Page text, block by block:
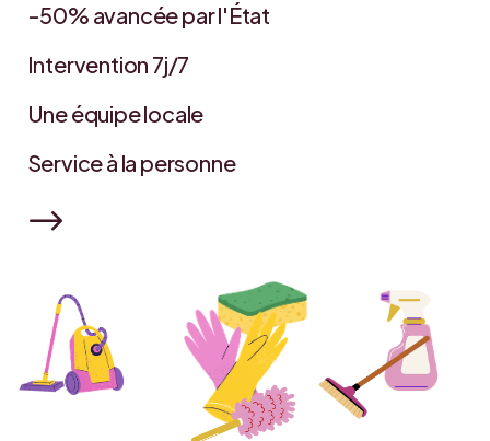
-50% avancée par l'État
Intervention 7j/7
Une équipe locale
Service à la personne
$